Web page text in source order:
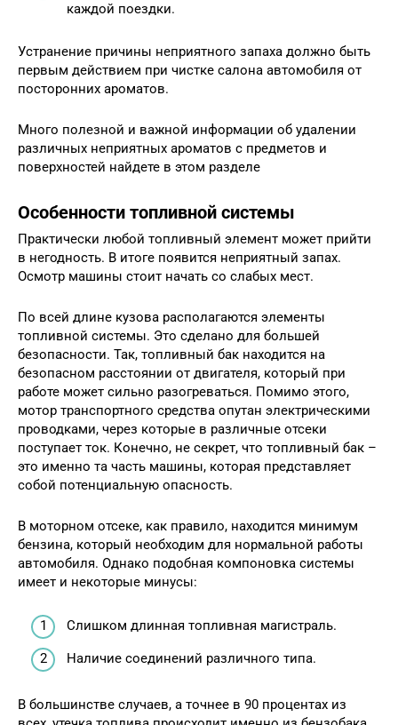
каждой поездки.
Устранение причины неприятного запаха должно быть
первым действием при чистке салона автомобиля от
посторонних ароматов.
Много полезной и важной информации об удалении
различных неприятных ароматов с предметов и
поверхностей найдете в этом разделе
Особенности топливной системы
Практически любой топливный элемент может прийти
в негодность. В итоге появится неприятный запах.
Осмотр машины стоит начать со слабых мест.
По всей длине кузова располагаются элементы
топливной системы. Это сделано для большей
безопасности. Так, топливный бак находится на
безопасном расстоянии от двигателя, который при
работе может сильно разогреваться. Помимо этого,
мотор транспортного средства опутан электрическими
проводками, через которые в различные отсеки
поступает ток. Конечно, не секрет, что топливный бак –
это именно та часть машины, которая представляет
собой потенциальную опасность.
В моторном отсеке, как правило, находится минимум
бензина, который необходим для нормальной работы
автомобиля. Однако подобная компоновка системы
имеет и некоторые минусы:
Слишком длинная топливная магистраль.
Наличие соединений различного типа.
В большинстве случаев, а точнее в 90 процентах из